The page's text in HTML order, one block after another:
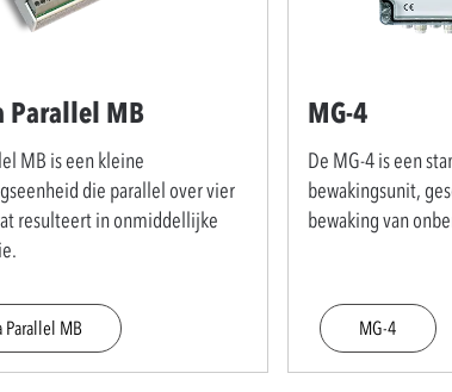
MB
MB is een kleine
die parallel over vier
resulteert in onmiddellijke
MB
MG-4
De MG-4 is een
bewakingsunit,
bewaking van
MG-4